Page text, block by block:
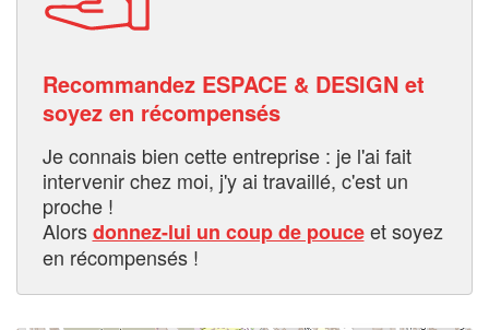
Recommandez ESPACE & DESIGN et
soyez en récompensés
Je connais bien cette entreprise : je l'ai fait
intervenir chez moi, j'y ai travaillé, c'est un
proche !
Alorsdonnez-lui un coup de pouceet soyez
en récompensés !